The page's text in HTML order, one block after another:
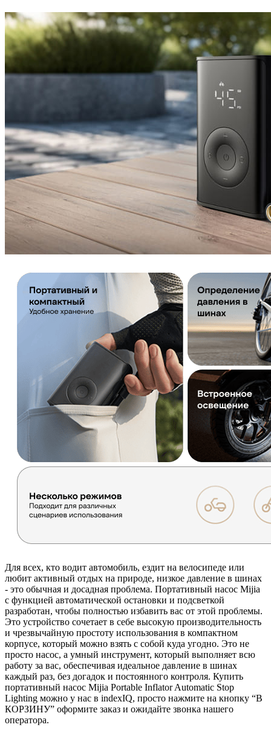
Для всех, кто водит автомобиль, ездит на велосипеде или
любит активный отдых на природе, низкое давление в шинах
- это обычная и досадная проблема. Портативный насос Mijia
с функцией автоматической остановки и подсветкой
разработан, чтобы полностью избавить вас от этой проблемы.
Это устройство сочетает в себе высокую производительность
и чрезвычайную простоту использования в компактном
корпусе, который можно взять с собой куда угодно. Это не
просто насос, а умный инструмент, который выполняет всю
работу за вас, обеспечивая идеальное давление в шинах
каждый раз, без догадок и постоянного контроля. Купить
портативный насос Mijia Portable Inflator Automatic Stop
Lighting можно у нас в indexIQ, просто нажмите на кнопку “В
КОРЗИНУ” оформите заказ и ожидайте звонка нашего
оператора.